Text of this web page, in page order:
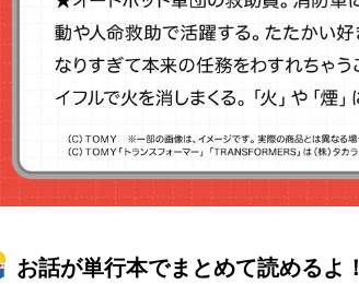
お話が単行本でまとめて読めるよ